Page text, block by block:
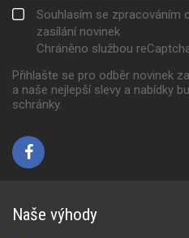
Souhlasím se zpracováním
zasílání novinek
Chráněno službou
Přihlašte se pro odběr novinek
a naše nejlepší slevy a nabídky
schránky.
Naše výhody